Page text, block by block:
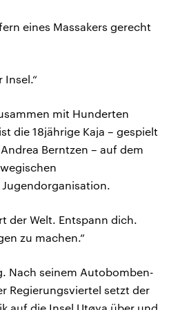
eines Massakers gerecht
Insel.“
mit Hunderten
die 18jährige Kaja – gespielt
Berntzen – auf dem
der Welt. Entspann dich.
zu machen.“
Nach seinem Autobomben-
Regierungsviertel setzt der